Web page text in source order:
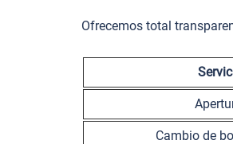
Ofrecemos total
Cambio de